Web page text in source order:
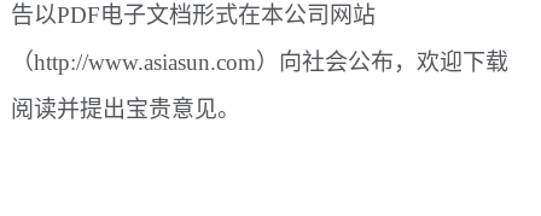
告以PDF电子文档形式在本公司网站
（http://www.asiasun.com）向社会公布，欢迎下载
阅读并提出宝贵意见。